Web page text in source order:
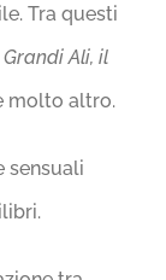
Tra questi
Ali, il
molto altro.
sensuali